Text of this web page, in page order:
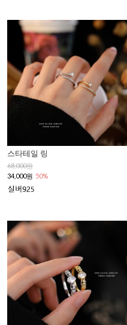
스타테일 링
68,000원
34,000원 50%